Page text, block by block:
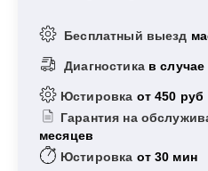
Бесплатный выезд
Диагностика в случае
Юстировка от 450 руб
Гарантия на
месяцев
Юстировка от 30 мин